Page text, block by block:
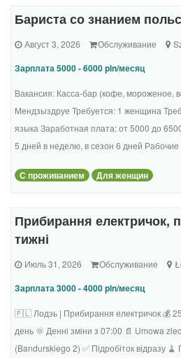
Бариста со знанием
Август 3, 2026 Обслуживание
Зарплата 5000 - 6000 pln/месяц
Вакансия: Касса-бар (кофе, мороженое,
Мендзыздруе Требуется: 1 женщина
языка Заработная плата: от 5000 до
5 дней в неделю, в сезон 6 дней Рабочие
С проживанием Для женщин
Прибирання електричок,
тижні
Июль 31, 2026 Обслуживание
Зарплата 3000 - 4000 pln/месяц
🇵🇱 Лодзь | Прибирання електричок 💰 25
день 🌞 Денні зміни з 07:00 📄 Umowa
(Bandurskiego 2) ✅ Підробіток відразу